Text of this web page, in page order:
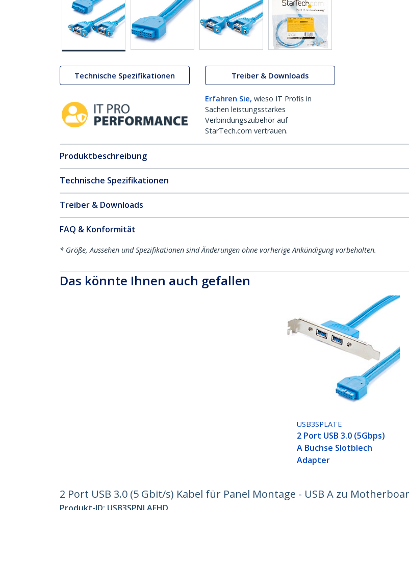
Technische Spezifikationen Treiber & Downloads
Erfahren Sie, wieso IT Profis in
Sachen leistungsstarkes
Verbindungszubehör auf
StarTech.com vertrauen.
Produktbeschreibung
Technische Spezifikationen
Treiber & Downloads
FAQ & Konformität
* Größe, Aussehen und Spezifikationen sind Änderungen ohne vorherige Ankündigung vorbehalten.
Das könnte Ihnen auch gefallen
USB3SPLATE
2 Port USB 3.0 (5Gbps)
A Buchse Slotblech
Adapter
2 Port USB 3.0 (5 Gbit/s) Kabel für Panel Montage - USB A zu
Produkt-ID: USB3SPNLAFHD